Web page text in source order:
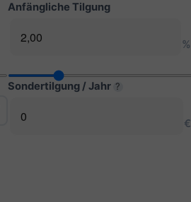
Anfängliche Tilgung
%
Sondertilgung / Jahr ?
€